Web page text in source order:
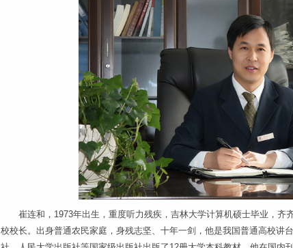
崔连和，1973年出生，重度听力残疾，吉林大学计算机硕士毕业，齐
校校长。出身普通农民家庭，身残志坚、十年一剑，他是我国普通高校讲